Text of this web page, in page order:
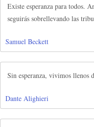
Existe esperanza para todos.
seguirás sobrellevando las
Samuel Beckett
Sin esperanza, vivimos llenos
Dante Alighieri